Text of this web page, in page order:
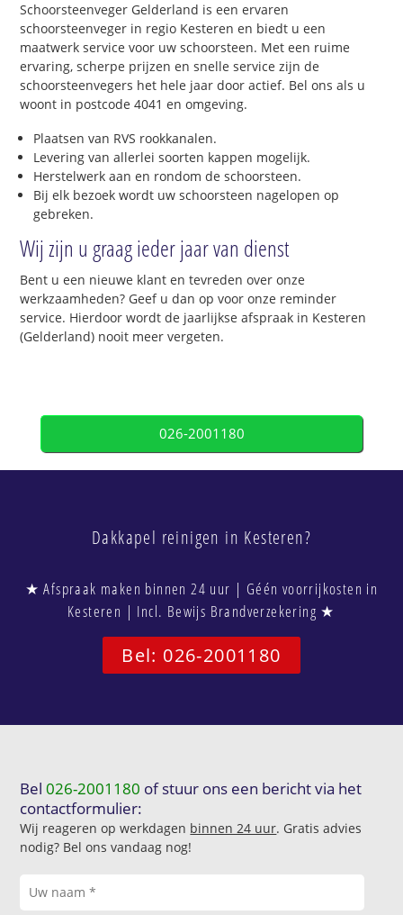
Schoorsteenveger Gelderland is een ervaren
schoorsteenveger in regio Kesteren en biedt u een
maatwerk service voor uw schoorsteen. Met een ruime
ervaring, scherpe prijzen en snelle service zijn de
schoorsteenvegers het hele jaar door actief. Bel ons als u
woont in postcode 4041 en omgeving.
Plaatsen van RVS rookkanalen.
Levering van allerlei soorten kappen mogelijk.
Herstelwerk aan en rondom de schoorsteen.
Bij elk bezoek wordt uw schoorsteen nagelopen op
gebreken.
Wij zijn u graag ieder jaar van dienst
Bent u een nieuwe klant en tevreden over onze
werkzaamheden? Geef u dan op voor onze reminder
service. Hierdoor wordt de jaarlijkse afspraak in Kesteren
(Gelderland) nooit meer vergeten.
026-2001180
Dakkapel reinigen in Kesteren?
★ Afspraak maken binnen 24 uur | Géén voorrijkosten in
Kesteren | Incl. Bewijs Brandverzekering ★
Bel: 026-2001180
Bel026-2001180 of stuur ons een bericht via het
contactformulier:
Wij reageren op werkdagen binnen 24 uur. Gratis advies
nodig? Bel ons vandaag nog!